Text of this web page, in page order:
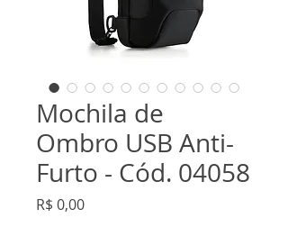
Mochila de
Ombro USB Anti-
Furto - Cód. 04058
R$ 0,00Preço